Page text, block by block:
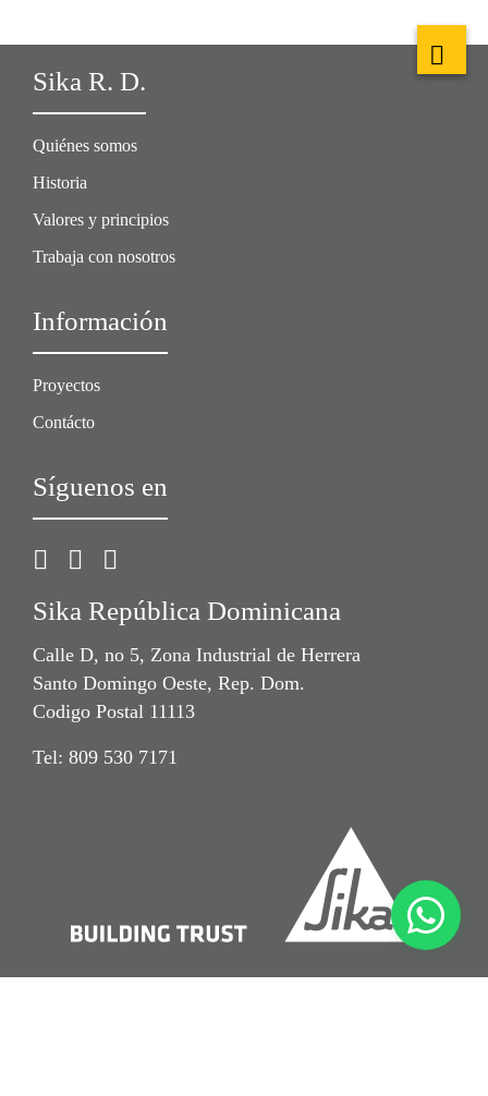
Sika R. D.
Quiénes somos
Historia
Valores y principios
Trabaja con nosotros
Información
Proyectos
Contácto
Síguenos en
Sika República Dominicana
Calle D, no 5, Zona Industrial de Herrera
Santo Domingo Oeste, Rep. Dom.
Codigo Postal 11113
Tel: 809 530 7171